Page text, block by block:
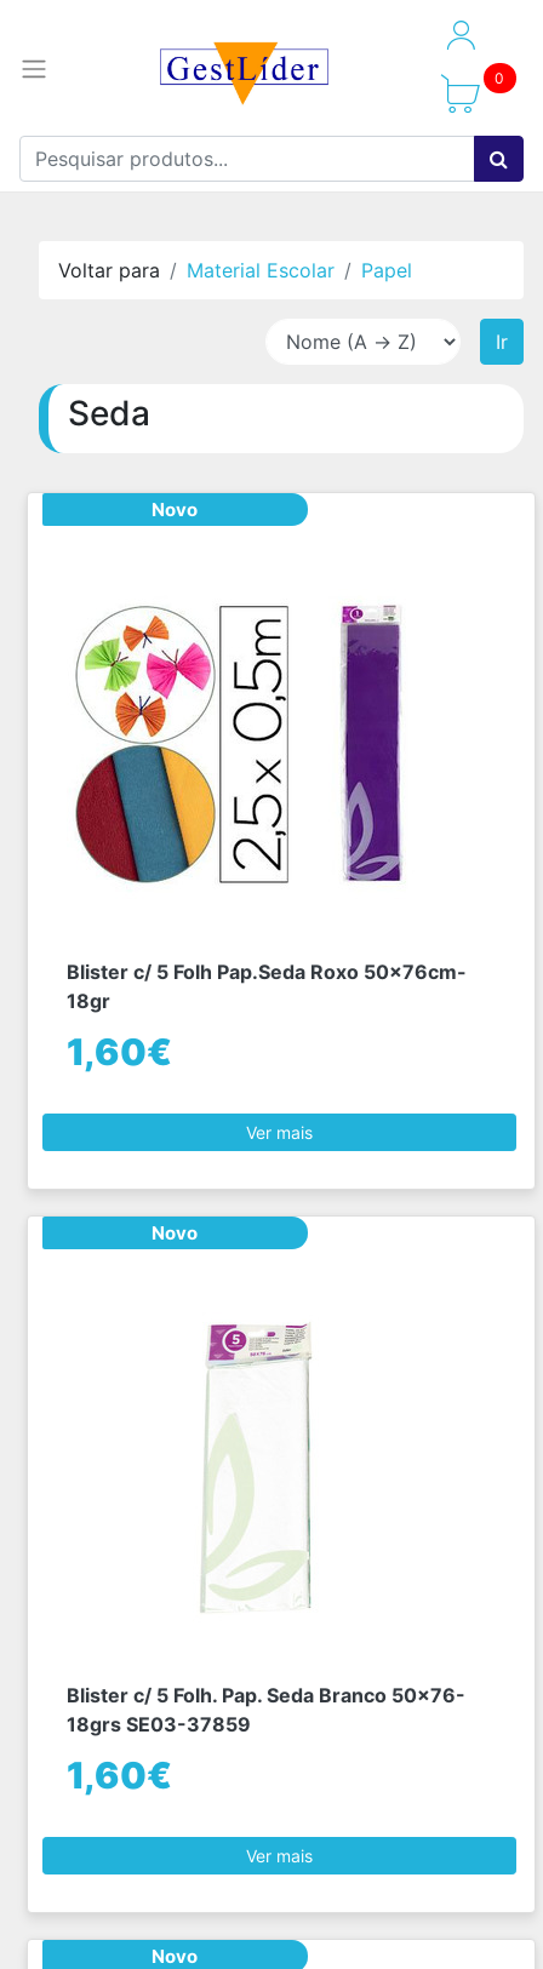
0
Voltar para Material Escolar Papel
Ir
Seda
Novo
Blister c/ 5 Folh Pap.Seda Roxo 50x76cm-
18gr
1,60€
Ver mais
Novo
Blister c/ 5 Folh. Pap. Seda Branco 50x76-
18grs SE03-37859
1,60€
Ver mais
Novo